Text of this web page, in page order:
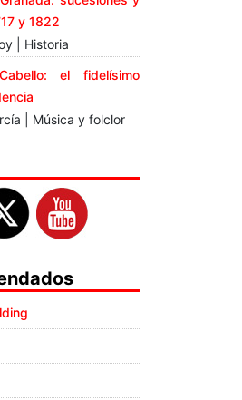
y 1822
| Historia
el fidelísimo
| Música y folclor